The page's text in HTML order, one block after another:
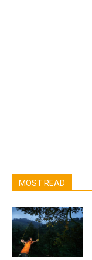
MOST READ